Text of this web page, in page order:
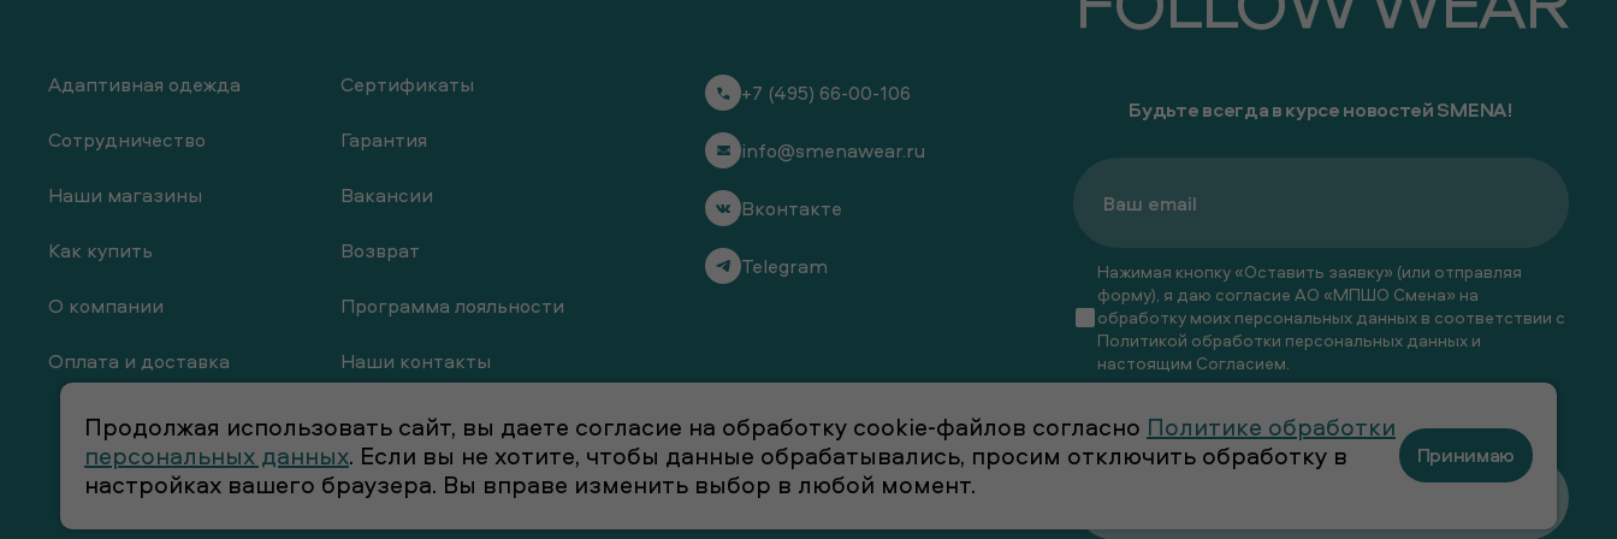
Адаптивная одежда
Сотрудничество
Наши магазины
Как купить
О компании
Оплата и доставка
Сертификаты
Гарантия
Вакансии
Возврат
Программа лояльности
Наши контакты
+7 (495) 66-00-106
info@smenawear.ru
Вконтакте
Telegram
Будьте всегда в курсе новостей SMENA!
Нажимая кнопку «Оставить заявку» (или отправляя
форму), я даю согласие АО «МПШО Смена» на
обработку моих персональных данных в соответствии с
Политикой обработки персональных данных и
настоящим Согласием.
информационных рассылок
Продолжая использовать сайт, вы даете согласие на обработку cookie-файлов согласно Политике обработки
персональных данных. Если вы не хотите, чтобы данные обрабатывались, просим отключить обработку в
настройках вашего браузера. Вы вправе изменить выбор в любой момент.
Принимаю